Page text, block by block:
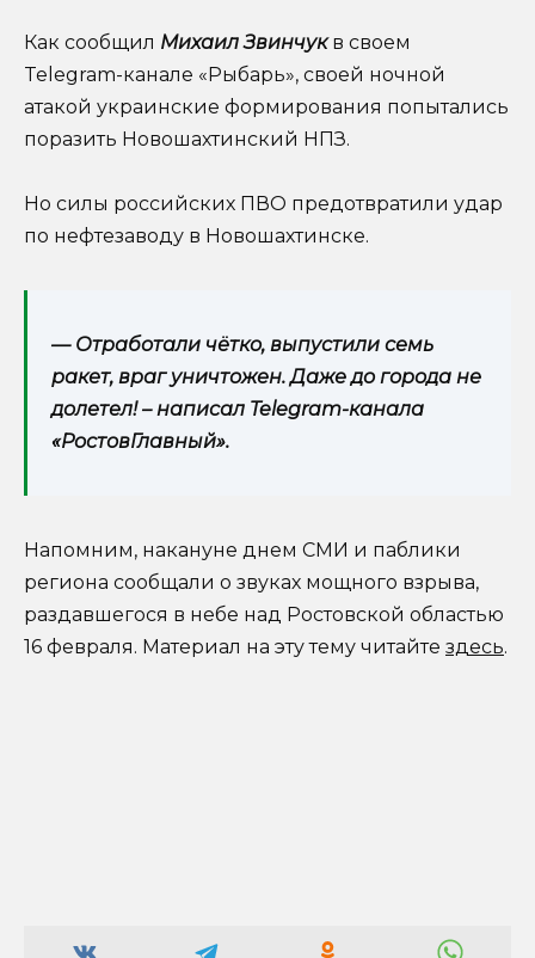
Как сообщил Михаил Звинчукв своем
Telegram-канале «Рыбарь», своей ночной
атакой украинские формирования попытались
поразить Новошахтинский НПЗ.
Но силы российских ПВО предотвратили удар
по нефтезаводу в Новошахтинске.
— Отработали чётко, выпустили семь
ракет, враг уничтожен. Даже до города не
долетел! – написал Telegram-канала
«РостовГлавный».
Напомним, накануне днем СМИ и паблики
региона сообщали о звуках мощного взрыва,
раздавшегося в небе над Ростовской областью
16 февраля. Материал на эту тему читайте здесь.